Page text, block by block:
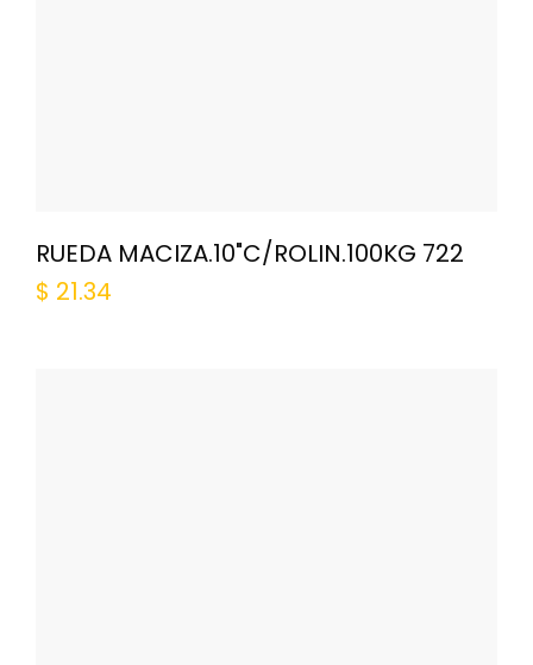
RUEDA MACIZA.10"C/ROLIN.100KG 722
$ 21.34